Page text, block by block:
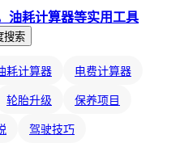
搜索
耗计算器 电费计算器
轮胎升级 保养项目
驾驶技巧